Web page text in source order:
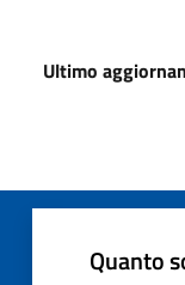
Ultimo
Quanto